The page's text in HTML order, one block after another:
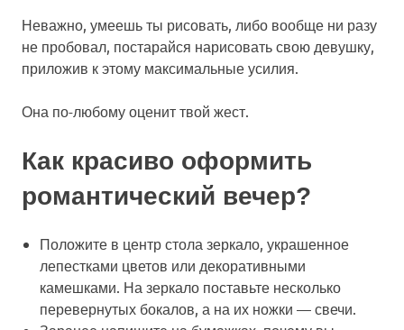
Неважно, умеешь ты рисовать, либо вообще ни разу
не пробовал, постарайся нарисовать свою девушку,
приложив к этому максимальные усилия.
Она по-любому оценит твой жест.
Как красиво оформить
романтический вечер?
Положите в центр стола зеркало, украшенное
лепестками цветов или декоративными
камешками. На зеркало поставьте несколько
перевернутых бокалов, а на их ножки — свечи.